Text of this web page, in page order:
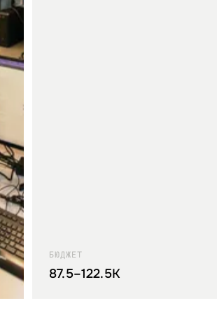
БЮДЖЕТ
87.5–122.5K